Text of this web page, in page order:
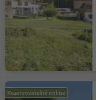
Rezervovatelné online